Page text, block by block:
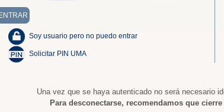
Soy usuario pero no puedo entrar
Solicitar PIN UMA
Una vez que se haya autenticado no será necesario
Para desconectarse, recomendamos que